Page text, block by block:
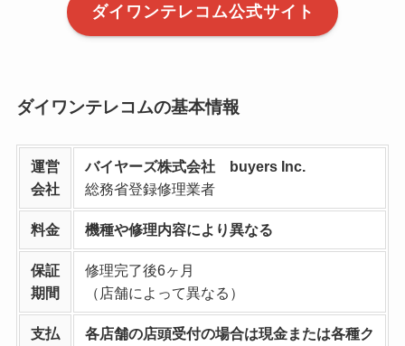
ダイワンテレコム公式サイト
ダイワンテレコムの基本情報
運営
会社
バイヤーズ株式会社 buyers Inc.
総務省登録修理業者
料金 機種や修理内容により異なる
保証
期間
修理完了後6ヶ月
（店舗によって異なる）
支払 各店舗の店頭受付の場合は現金または各種ク